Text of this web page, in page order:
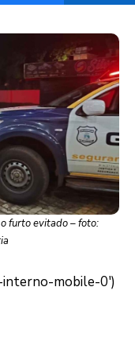
furto evitado – foto: